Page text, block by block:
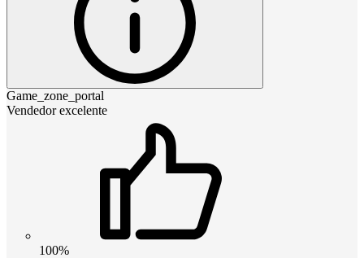
Game_zone_portal
Vendedor excelente
100%